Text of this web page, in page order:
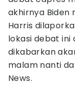
akhirnya Biden
Harris
lokasi debat ini
dikabarkan
malam nanti
News.